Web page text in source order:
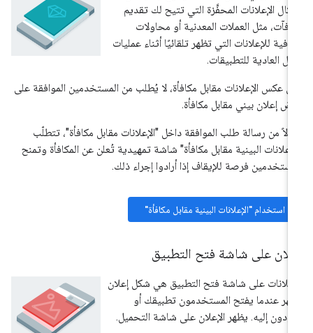
الإعلانات المحفَّزة التي تتيح لك تقديم
مثل العملات المعدنية أو محاولات
للإعلانات التي تظهر تلقائيًا أثناء عمليات
العادية للتطبيقات.
عكس الإعلانات مقابل مكافأة، لا يُطلب من المستخدمين الموافقة على
إعلان بيني مقابل مكافأة.
من رسالة طلب الموافقة داخل "الإعلانات مقابل مكافأة"، تتطلّب
البينية مقابل مكافأة" شاشة تمهيدية تُعلن عن المكافأة وتمنح
فرصة للإيقاف إذا أرادوا إجراء ذلك.
استخدام "الإعلانات البينية مقابل مكافأة"
على شاشة فتح التطبيق
على شاشة فتح التطبيق هي شكل إعلان
عندما يفتح المستخدمون تطبيقك أو
إليه. يظهر الإعلان على شاشة التحميل.